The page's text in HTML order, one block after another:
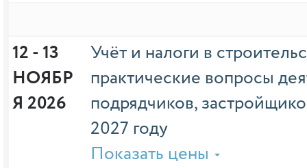
12 - 13
НОЯБР
Я 2026
Учёт и налоги в
практические вопросы
подрядчиков,
2027 году
Показать цены